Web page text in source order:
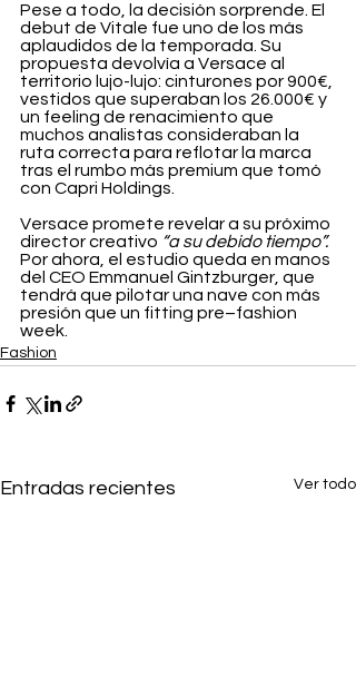
Pese a todo, la decisión sorprende. El
debut de Vitale fue uno de los más
aplaudidos de la temporada. Su
propuesta devolvía a Versace al
territorio lujo-lujo: cinturones por 900€,
vestidos que superaban los 26.000€ y
un feeling de renacimiento que
muchos analistas consideraban la
ruta correcta para reflotar la marca
tras el rumbo más premium que tomó
con Capri Holdings.
Versace promete revelar a su próximo
director creativo “a su debido tiempo”.
Por ahora, el estudio queda en manos
del CEO Emmanuel Gintzburger, que
tendrá que pilotar una nave con más
presión que un fitting pre–fashion
week.
Fashion
Entradas recientes Ver todo